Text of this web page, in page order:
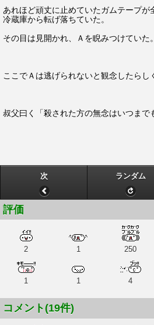
あれほど頑丈に止めていたガムテープが
冷蔵庫から転げ落ちていた。
その目は見開かれ、Ａを睨みつけていた。
ここでＡは逃げられないと観念したらし
叔父曰く「殺された方の無念はいつまで
次 ランダム
評価
2 1 250
1 1 4
コメント(19件)